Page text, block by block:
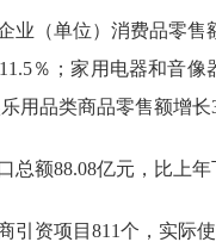
业（单位）消费品零售
11.5％；家用电器和音像
用品类商品零售额增长
总额88.08亿元，比上年
引资项目 811个，实际